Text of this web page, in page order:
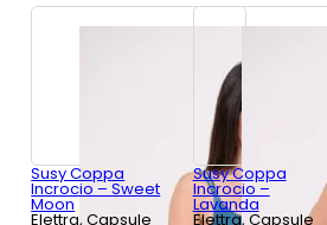
Susy Coppa
Incrocio – Sweet
Moon
Elettra, Capsule
Susy Coppa
Incrocio –
Lavanda
Elettra, Capsule